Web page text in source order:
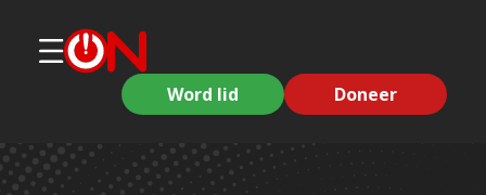
Word lid Doneer